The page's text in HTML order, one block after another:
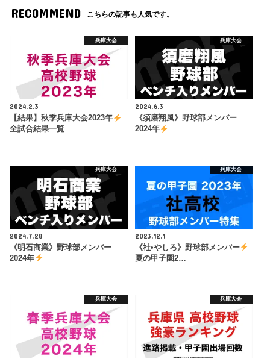
RECOMMEND こちらの記事も人気です。
兵庫大会
2024.2.3
【結果】秋季兵庫大会2023年
全試合結果一覧
兵庫大会
2024.6.3
《須磨翔風》野球部メンバー
2024年
兵庫大会
2024.7.28
《明石商業》野球部メンバー
2024年
兵庫大会
2023.12.1
《社•やしろ》野球部メンバー
夏の甲子園2…
兵庫大会 兵庫大会